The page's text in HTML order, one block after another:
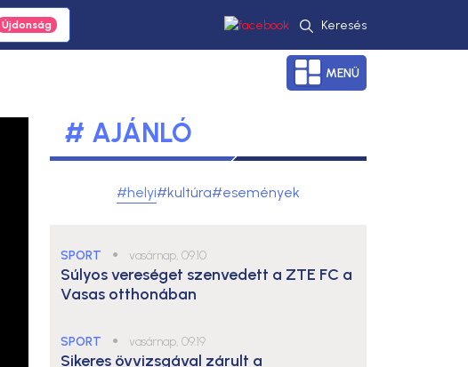
Keresés
MENÜ
# AJÁNLÓ
#helyi#kultúra#események
SPORT ● vasárnap, 09:10
Súlyos vereséget szenvedett a ZTE FC a
Vasas otthonában
SPORT ● vasárnap, 09:19
Sikeres övvizsgával zárult a